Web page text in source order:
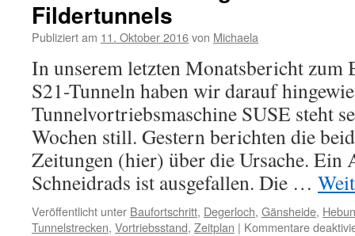
Fildertunnels
Publiziert am 11. Oktober 2016von Michaela
In unserem letzten Monatsbericht zum
S21-Tunneln haben wir darauf
Tunnelvortriebsmaschine SUSE steht
Wochen still. Gestern berichten die
Zeitungen (hier) über die Ursache. Ein
Schneidrads ist ausgefallen. Die …
Veröffentlicht unter Baufortschritt, Degerloch, Gänsheide,
Tunnelstrecken, Vortriebsstand, Zeitplan | Kommentare